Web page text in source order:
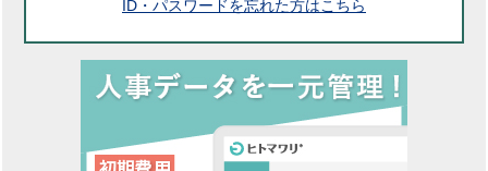
ID・パスワードを忘れた方はこちら